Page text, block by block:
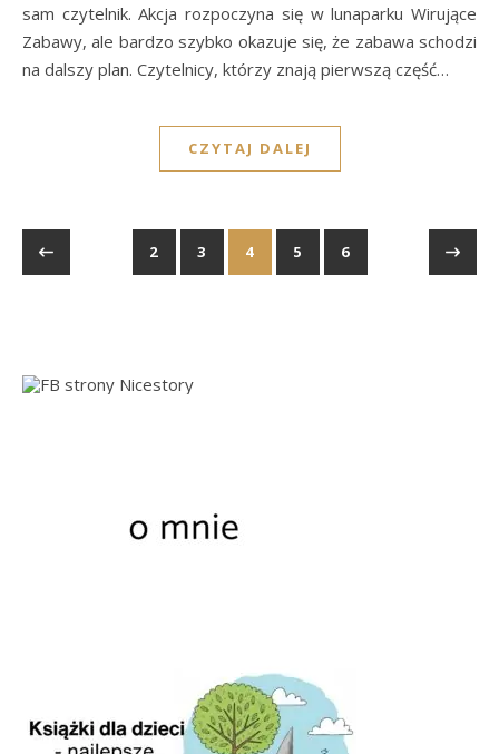
sam czytelnik. Akcja rozpoczyna się w lunaparku Wirujące
Zabawy, ale bardzo szybko okazuje się, że zabawa schodzi
na dalszy plan. Czytelnicy, którzy znają pierwszą część…
CZYTAJ DALEJ
2 3 4 5 6